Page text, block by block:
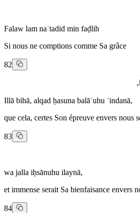
Falaw lam naʿtadid min faḍlih
Si nous ne comptions comme Sa grâce
82
Illā bihā, alqad ḥasuna balāʾuhu ʿindanā,
que cela, certes Son épreuve envers nous
83
wa jalla iḥsānuhu ilaynā,
et immense serait Sa bienfaisance envers
84